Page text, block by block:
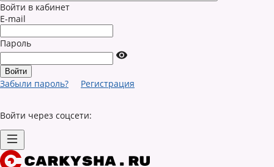
Войти в кабинет
E-mail
Пароль
Забыли пароль? Регистрация
Войти через соцсети: